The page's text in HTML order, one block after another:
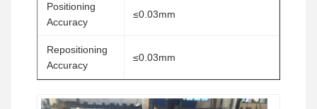
Positioning
Accuracy
≤0.03mm
Repositioning
Accuracy
≤0.03mm